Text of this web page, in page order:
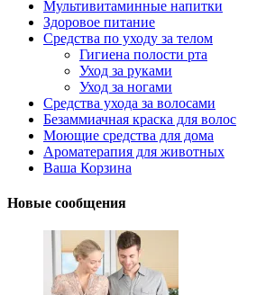
Мультивитаминные напитки
Здоровое питание
Средства по уходу за телом
Гигиена полости рта
Уход за руками
Уход за ногами
Средства ухода за волосами
Безаммиачная краска для волос
Моющие средства для дома
Ароматерапия для животных
Ваша Корзина
Новые сообщения